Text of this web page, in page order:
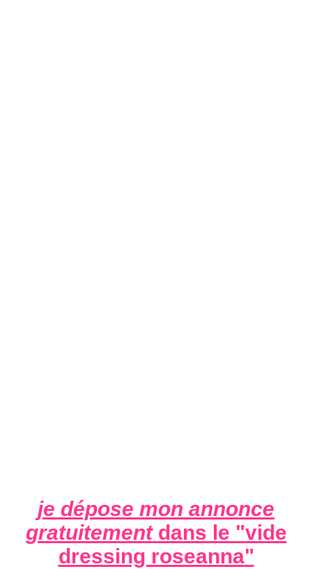
je dépose mon annonce
gratuitementdans le "vide
dressing roseanna"